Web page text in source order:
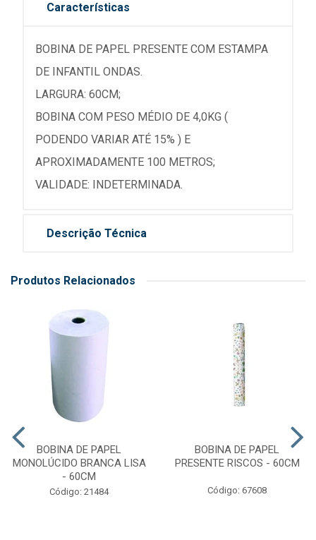
Características
BOBINA DE PAPEL PRESENTE COM ESTAMPA
DE INFANTIL ONDAS.
LARGURA: 60CM;
BOBINA COM PESO MÉDIO DE 4,0KG (
PODENDO VARIAR ATÉ 15% ) E
APROXIMADAMENTE 100 METROS;
VALIDADE: INDETERMINADA.
Descrição Técnica
Produtos Relacionados
BOBINA DE PAPEL
MONOLÚCIDO BRANCA LISA
- 60CM
Código: 21484
BOBINA DE PAPEL
PRESENTE RISCOS - 60CM
Código: 67608